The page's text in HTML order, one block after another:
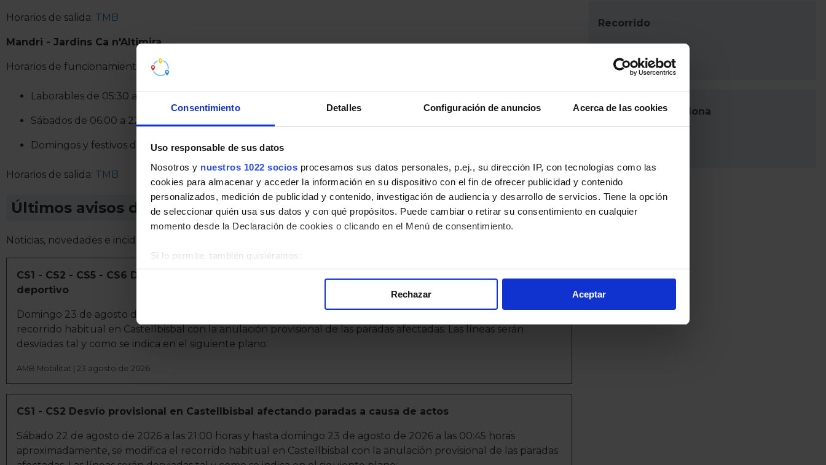
Consentimiento Detalles Configuración de anuncios Acerca de las cookies
Uso responsable de sus datos
Nosotros y nuestros 1022 socios procesamos sus datos personales, p.ej., su dirección IP, con tecnologías como las
cookies para almacenar y acceder la información en su dispositivo con el fin de ofrecer publicidad y contenido
personalizados, medición de publicidad y contenido, investigación de audiencia y desarrollo de servicios. Tiene la opción
de seleccionar quién usa sus datos y con qué propósitos. Puede cambiar o retirar su consentimiento en cualquier
momento desde la Declaración de cookies o clicando en el Menú de consentimiento.
Si lo permite, también quisiéramos:
Recopilar información sobre su ubicación geográfica que puede tener una precisión de varios metros
La publicidad digital personalizada, basada en la información recogida mediante cookies o tecnologías similares (como,
navegación aceptando la instalación de todas las cookies, ya sean nuestras o de nuestros socios, que nos permiten tanto
el seguimiento y análisis de tu comportamiento dentro del sitio web, así como desarrollar un perfil específico para
opciónRechazaren cuyo caso no se instalará ninguna cookie salvo las estrictamente necesarias para el normal
funcionamiento del sitio web. En la secciónPolítica de Cookiespuedes consultar más información, modificar tus
Rechazar Aceptar
Horarios de salida: TMB
Mandri - Jardins Ca n'Altimira
Horarios de funcionamiento:
Laborables de 05:30 a 22:30
Sábados de 06:00 a 22:30
Domingos y festivos de 07:40 a 22:30
Horarios de salida: TMB
Últimos avisos de AMB Mobilitat
Noticias, novedades e incidencias en las líneas de AMB Mobilitat en Barcelona:
CS1 - CS2 - CS5 - CS6 Desvío provisional en Castellbisbal afectando paradas a causa de evento
deportivo
Domingo 23 de agosto de 2026 a las 09:30 horas y hasta las 11:30 horas aproximadamente, se modifica el
recorrido habitual en Castellbisbal con la anulación provisional de las paradas afectadas. Las líneas serán
desviadas tal y como se indica en el siguiente plano:
AMB Mobilitat | 23 agosto de 2026
CS1 - CS2 Desvío provisional en Castellbisbal afectando paradas a causa de actos
Sábado 22 de agosto de 2026 a las 21:00 horas y hasta domingo 23 de agosto de 2026 a las 00:45 horas
aproximadamente, se modifica el recorrido habitual en Castellbisbal con la anulación provisional de las paradas
Recorrido
Autobuses Barcelona